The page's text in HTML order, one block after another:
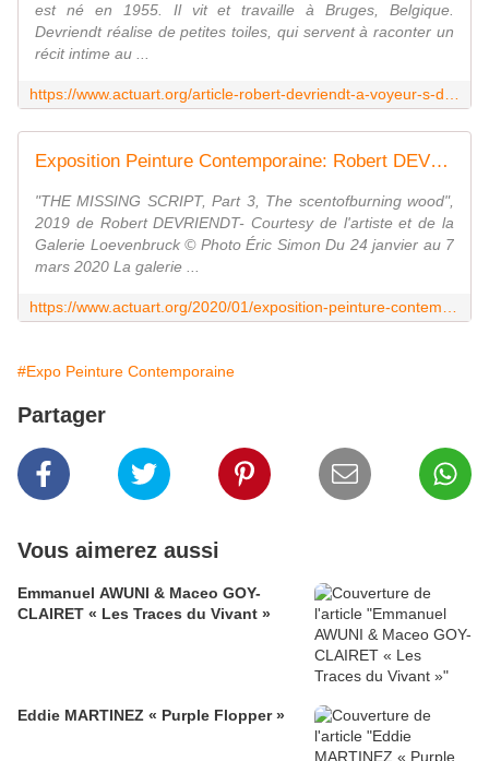
est né en 1955. Il vit et travaille à Bruges, Belgique.
Devriendt réalise de petites toiles, qui servent à raconter un
récit intime au ...
Exposition Peinture Contemporaine: Robert DEVRIENDT "THE MISSING SCRIPT 3. The Scent of Burning Wood" - ACTUART by Eric SIMON
"THE MISSING SCRIPT, Part 3, The scentofburning wood",
2019 de Robert DEVRIENDT- Courtesy de l'artiste et de la
Galerie Loevenbruck © Photo Éric Simon Du 24 janvier au 7
mars 2020 La galerie ...
#Expo Peinture Contemporaine
Partager
Vous aimerez aussi
Emmanuel AWUNI & Maceo GOY-
CLAIRET « Les Traces du Vivant »
Eddie MARTINEZ « Purple Flopper »